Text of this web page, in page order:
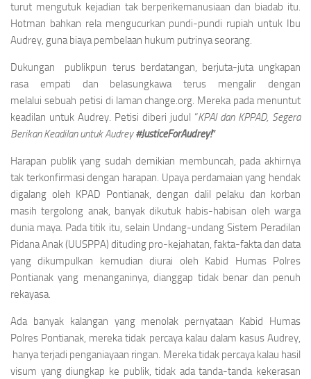
turut mengutuk kejadian tak berperikemanusiaan dan biadab itu.
Hotman bahkan rela mengucurkan pundi-pundi rupiah untuk Ibu
Audrey, guna biaya pembelaan hukum putrinya seorang.
Dukungan publikpun terus berdatangan, berjuta-juta ungkapan
rasa empati dan belasungkawa terus mengalir dengan
melalui sebuah petisi di laman change.org. Mereka pada menuntut
keadilan untuk Audrey. Petisi diberi judul “KPAI dan KPPAD, Segera
Berikan Keadilan untuk Audrey#JusticeForAudrey!”
Harapan publik yang sudah demikian membuncah, pada akhirnya
tak terkonfirmasi dengan harapan. Upaya perdamaian yang hendak
digalang oleh KPAD Pontianak, dengan dalil pelaku dan korban
masih tergolong anak, banyak dikutuk habis-habisan oleh warga
dunia maya. Pada titik itu, selain Undang-undang Sistem Peradilan
Pidana Anak (UUSPPA) dituding pro-kejahatan, fakta-fakta dan data
yang dikumpulkan kemudian diurai oleh Kabid Humas Polres
Pontianak yang menanganinya, dianggap tidak benar dan penuh
rekayasa.
Ada banyak kalangan yang menolak pernyataan Kabid Humas
Polres Pontianak, mereka tidak percaya kalau dalam kasus Audrey,
hanya terjadi penganiayaan ringan. Mereka tidak percaya kalau hasil
visum yang diungkap ke publik, tidak ada tanda-tanda kekerasan